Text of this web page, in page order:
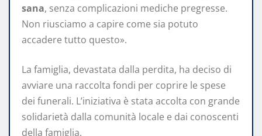
sana, senza complicazioni mediche pregresse.
Non riusciamo a capire come sia potuto
accadere tutto questo».
La famiglia, devastata dalla perdita, ha deciso di
avviare una raccolta fondi per coprire le spese
dei funerali. L’iniziativa è stata accolta con grande
solidarietà dalla comunità locale e dai conoscenti
della famiglia.